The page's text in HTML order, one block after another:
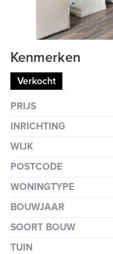
Kenmerken
Verkocht
PRIJS
INRICHTING
WIJK
POSTCODE
WONINGTYPE
BOUWJAAR
SOORT BOUW
TUIN